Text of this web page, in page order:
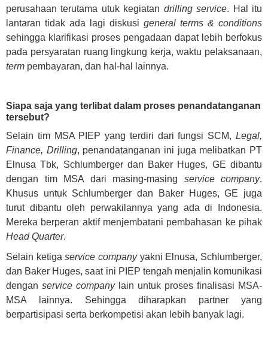
perusahaan terutama utuk kegiatan drilling service. Hal itu
lantaran tidak ada lagi diskusi general terms & conditions
sehingga klarifikasi proses pengadaan dapat lebih berfokus
pada persyaratan ruang lingkung kerja, waktu pelaksanaan,
term pembayaran, dan hal-hal lainnya.
Siapa saja yang terlibat dalam proses penandatanganan
tersebut?
Selain tim MSA PIEP yang terdiri dari fungsi SCM, Legal,
Finance, Drilling, penandatanganan ini juga melibatkan PT
Elnusa Tbk, Schlumberger dan Baker Huges, GE dibantu
dengan tim MSA dari masing-masing service company.
Khusus untuk Schlumberger dan Baker Huges, GE juga
turut dibantu oleh perwakilannya yang ada di Indonesia.
Mereka berperan aktif menjembatani pembahasan ke pihak
Head Quarter.
Selain ketigaservice companyyakni Elnusa, Schlumberger,
dan Baker Huges, saat ini PIEP tengah menjalin komunikasi
dengan service companylain untuk proses finalisasi MSA-
MSA lainnya. Sehingga diharapkan partner yang
berpartisipasi serta berkompetisi akan lebih banyak lagi.